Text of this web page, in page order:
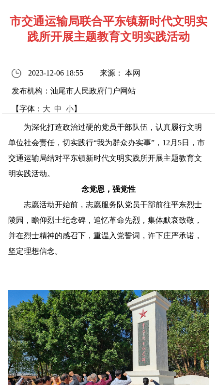
市交通运输局联合平东镇新时代文明实
践所开展主题教育文明实践活动
2023-12-06 18:55 来源： 本网
发布机构：汕尾市人民政府门户网站
【字体： 大 中 小】
为深化打造政治过硬的党员干部队伍，认真履行文明
单位社会责任，切实践行“我为群众办实事”，12月5日，市
交通运输局结对平东镇新时代文明实践所开展主题教育文
明实践活动。
念党恩，强党性
志愿活动开始前，志愿服务队党员干部前往平东烈士
陵园，瞻仰烈士纪念碑，追忆革命先烈，集体默哀致敬，
并在烈士精神的感召下，重温入党誓词，许下庄严承诺，
坚定理想信念。